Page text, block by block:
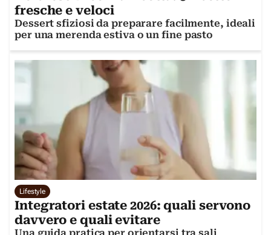
fresche e veloci
Dessert sfiziosi da preparare facilmente, ideali
per una merenda estiva o un fine pasto
Lifestyle
Integratori estate 2026: quali servono
davvero e quali evitare